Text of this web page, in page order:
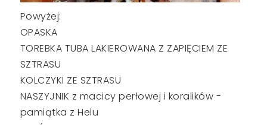
Powyżej:
OPASKA
TOREBKA TUBA LAKIEROWANA Z ZAPIĘCIEM ZE
SZTRASU
KOLCZYKI ZE SZTRASU
NASZYJNIK z macicy perłowej i koralików -
pamiątka z Helu